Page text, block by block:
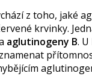
z toho, jaké
krvinky.
aglutinogeny B.